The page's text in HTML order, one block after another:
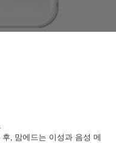
, 맘에드는 이성과 음성 메